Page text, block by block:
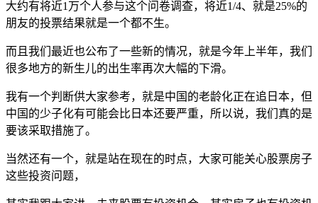
大约有将近1万个人参与这个问卷调查，将近1/4、就是25%的
朋友的投票结果就是一个都不生。
而且我们最近也公布了一些新的情况，就是今年上半年，我们
很多地方的新生儿的出生率再次大幅的下滑。
我有一个判断供大家参考，就是中国的老龄化正在追日本，但
中国的少子化有可能会比日本还要严重，所以说，我们真的是
要该采取措施了。
当然还有一个，就是站在现在的时点，大家可能关心股票房子
这些投资问题，